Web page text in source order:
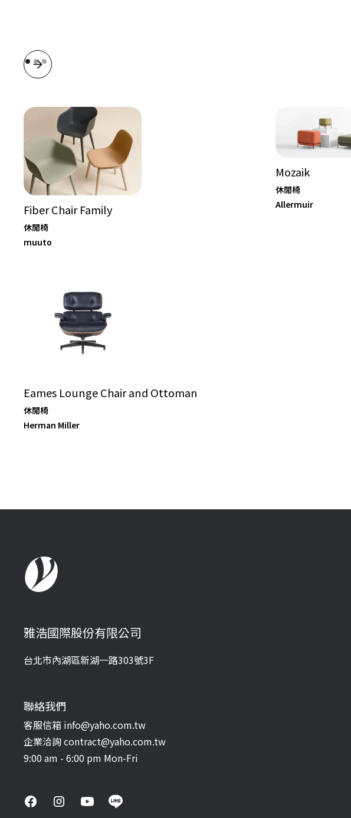
Fiber Chair Family
休閒椅
muuto
Mozaik
休閒椅
Allermuir
Eames Lounge Chair and Ottoman
休閒椅
Herman Miller
雅浩國際股份有限公司
台北市內湖區新湖一路303號3F
聯絡我們
客服信箱 info@yaho.com.tw
企業洽詢 contract@yaho.com.tw
9:00 am - 6:00 pm Mon-Fri